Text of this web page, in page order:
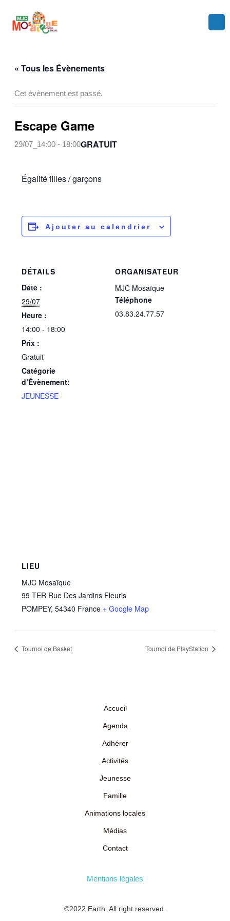
contenu
« Tous les Évènements
Cet évènement est passé.
Escape Game
29/07_14:00- 18:00GRATUIT
Égalité filles / garçons
Ajouter au calendrier
DÉTAILS
Date :
29/07
Heure :
14:00 - 18:00
Prix :
Gratuit
Catégorie
d’Évènement:
JEUNESSE
ORGANISATEUR
MJC Mosaïque
Téléphone
03.83.24.77.57
LIEU
MJC Mosaïque
99 TER Rue Des Jardins Fleuris
POMPEY, 54340 France + Google Map
Tournoi de Basket Tournoi de PlayStation
Accueil
Agenda
Adhérer
Activités
Jeunesse
Famille
Animations locales
Médias
Contact
Mentions légales
©2022 Earth. All right reserved.